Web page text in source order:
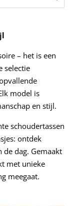
– het is een
selectie
model is
en stijl.
schoudertassen
ontdek
de dag. Gemaakt
met unieke
meegaat.